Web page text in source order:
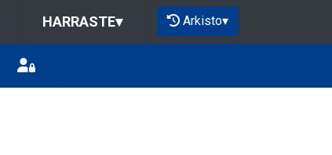
HARRASTE▾ Arkisto▾